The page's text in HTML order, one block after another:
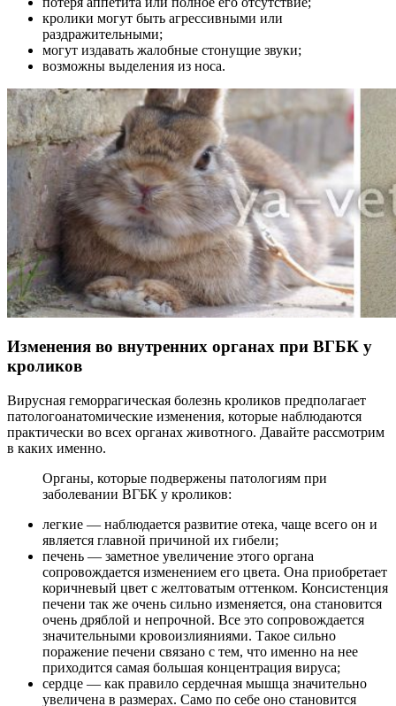
кролики могут быть агрессивными или
раздражительными;
могут издавать жалобные стонущие звуки;
возможны выделения из носа.
Изменения во внутренних органах при ВГБК у
кроликов
Вирусная геморрагическая болезнь кроликов предполагает
патологоанатомические изменения, которые наблюдаются
практически во всех органах животного. Давайте рассмотрим
в каких именно.
Органы, которые подвержены патологиям при
заболевании ВГБК у кроликов:
легкие — наблюдается развитие отека, чаще всего он и
является главной причиной их гибели;
печень — заметное увеличение этого органа
сопровождается изменением его цвета. Она приобретает
коричневый цвет с желтоватым оттенком. Консистенция
печени так же очень сильно изменяется, она становится
очень дряблой и непрочной. Все это сопровождается
значительными кровоизлияниями. Такое сильно
поражение печени связано с тем, что именно на нее
приходится самая большая концентрация вируса;
сердце — как правило сердечная мышца значительно
увеличена в размерах. Само по себе оно становится